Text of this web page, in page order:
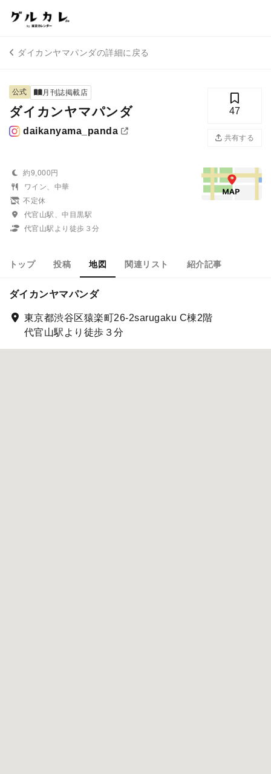
ダイカンヤマパンダの詳細に戻る
公式 月刊誌掲載店
ダイカンヤマパンダ
daikanyama_panda
47
共有する
約9,000円
ワイン、中華
不定休
代官山駅、中目黒駅
代官山駅より徒歩３分
トップ 投稿 地図 関連リスト 紹介記事
ダイカンヤマパンダ
東京都渋谷区猿楽町26-2sarugaku C棟2階
代官山駅より徒歩３分